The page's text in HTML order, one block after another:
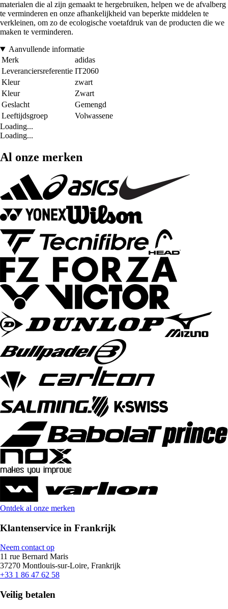
materialen die al zijn gemaakt te hergebruiken, helpen we de afvalberg
te verminderen en onze afhankelijkheid van beperkte middelen te
verkleinen, om zo de ecologische voetafdruk van de producten die we
maken te verminderen.
Aanvullende informatie
Merk
adidas
Leveranciersreferentie IT2060
Kleur
zwart
Kleur
Zwart
Geslacht
Gemengd
Leeftijdsgroep
Volwassene
Loading...
Loading...
Al onze merken
Ontdek al onze merken
Klantenservice in Frankrijk
Neem contact op
11 rue Bernard Maris
37270 Montlouis-sur-Loire, Frankrijk
+33 1 86 47 62 58
Veilig betalen